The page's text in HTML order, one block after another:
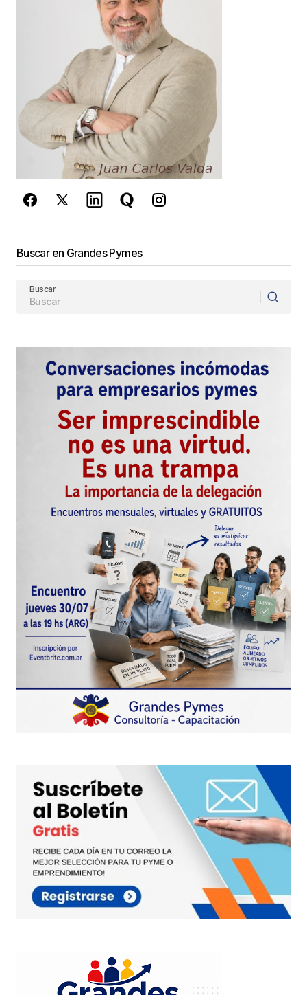
*
Guarda mi nombre, correo electrónico y web en
este navegador para la próxima vez que
comente.
Este sitio esta protegido por
reCAPTCHA y la Política de
privacidady losTérminos del servicio
de Googlese aplican.
Buscar en Grandes Pymes
Buscar